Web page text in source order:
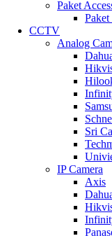
Paket
CCTV
Analog
Sri
IP Camera
Axis